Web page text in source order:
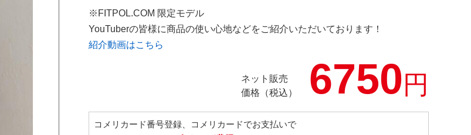
※FITPOL.COM 限定モデル
YouTuberの皆様に商品の使い心地などをご紹介いただいております！
紹介動画はこちら
ネット販売
価格（税込）
6750円
コメリカード番号登録、コメリカードでお支払いで